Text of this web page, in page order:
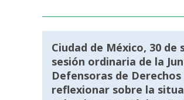
Ciudad de México, 30 de
sesión ordinaria de la
Defensoras de
reflexionar sobre la